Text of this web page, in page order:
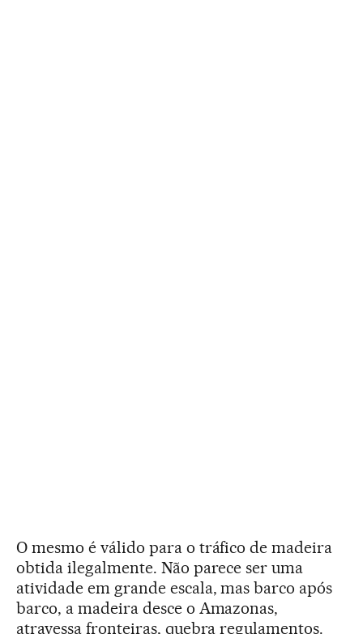
O mesmo é válido para o tráfico de madeira
obtida ilegalmente. Não parece ser uma
atividade em grande escala, mas barco após
barco, a madeira desce o Amazonas,
atravessa fronteiras, quebra regulamentos.